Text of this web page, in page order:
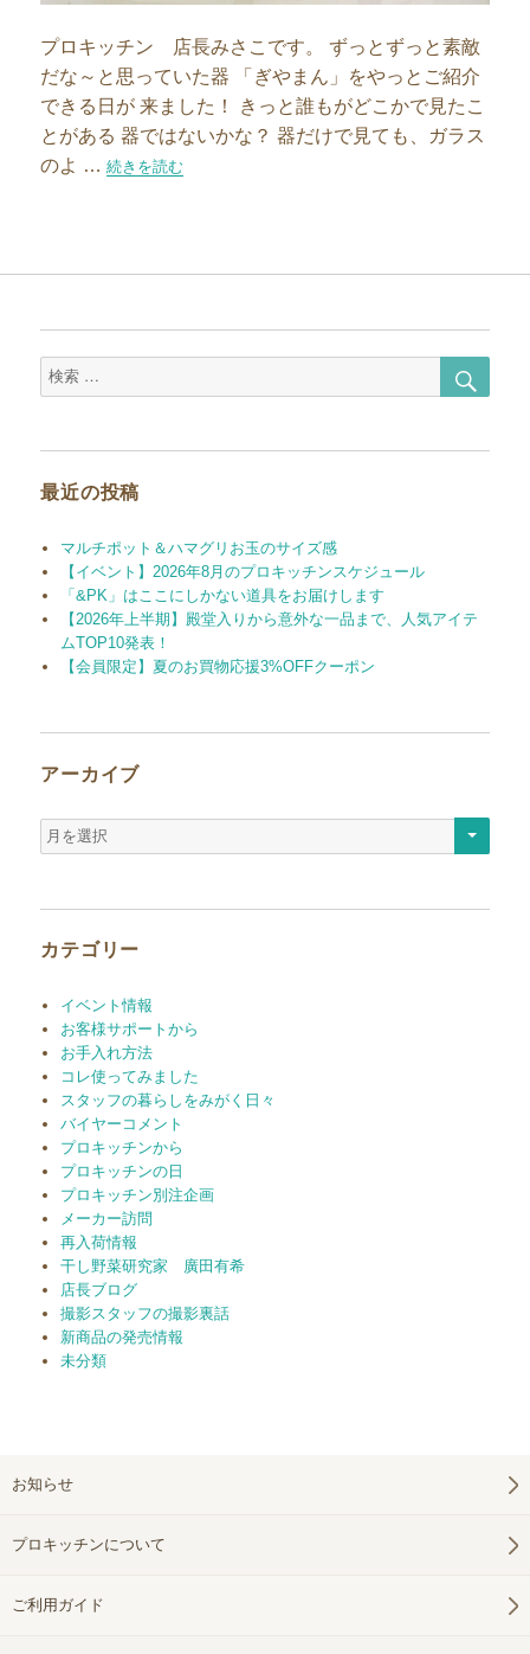
プロキッチン 店長みさこです。 ずっとずっと素敵
だな～と思っていた器 「ぎやまん」をやっとご紹介
できる日が 来ました！ きっと誰もがどこかで見たこ
とがある 器ではないかな？ 器だけで見ても、ガラス
のよ …“誰もが見たことがある「ぎやまん陶」をご紹介♪”の
続きを読む
検
索
最近の投稿
マルチポット＆ハマグリお玉のサイズ感
【イベント】2026年8月のプロキッチンスケジュール
「&PK」はここにしかない道具をお届けします
【2026年上半期】殿堂入りから意外な一品まで、人気アイテ
ムTOP10発表！
【会員限定】夏のお買物応援3%OFFクーポン
アーカイブ
ア
ー
カテゴリー
イベント情報
お客様サポートから
お手入れ方法
コレ使ってみました
スタッフの暮らしをみがく日々
バイヤーコメント
プロキッチンから
プロキッチンの日
プロキッチン別注企画
メーカー訪問
再入荷情報
干し野菜研究家 廣田有希
店長ブログ
撮影スタッフの撮影裏話
新商品の発売情報
未分類
お知らせ
プロキッチンについて
ご利用ガイド